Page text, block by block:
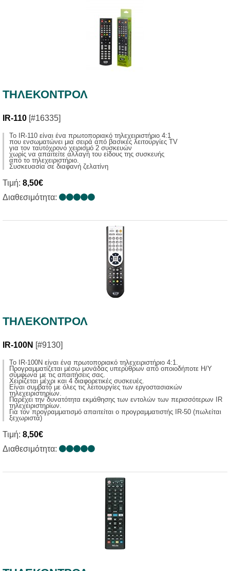
ΤΗΛΕΚΟΝΤΡΟΛ
IR-110 [#16335]
Το IR-110 είναι ένα πρωτοποριακό τηλεχειριστήριο 4:1
που ενσωματώνει μια σειρά από βασικές λειτουργίες TV
για τον ταυτόχρονο χειρισμό 2 συσκευών
χωρίς να απαιτείτε αλλαγή του είδους της συσκευής
από το τηλεχειριστήριο.
Συσκευασία σε διαφανή ζελατίνη
Τιμή: 8,50€
Διαθεσιμότητα:
ΤΗΛΕΚΟΝΤΡΟΛ
IR-100N [#9130]
Το IR-100N είναι ένα πρωτοποριακό τηλεχειριστήριο 4:1.
Προγραμματίζεται μέσω μονάδας υπερύθρων από οποιοδήποτε Η/Υ
σύμφωνα με τις απαιτήσεις σας.
Χειρίζεται μέχρι και 4 διαφορετικές συσκευές.
Είναι συμβατό με όλες τις λειτουργίες των εργοστασιακών
τηλεχειριστηρίων.
Παρέχει την δυνατότητα εκμάθησης των εντολών των περισσότερων IR
τηλεχειριστηρίων.
Για τον προγραμματισμό απαιτείται ο προγραμματιστής IR-50 (πωλείται
ξεχωριστά)
Τιμή: 8,50€
Διαθεσιμότητα: